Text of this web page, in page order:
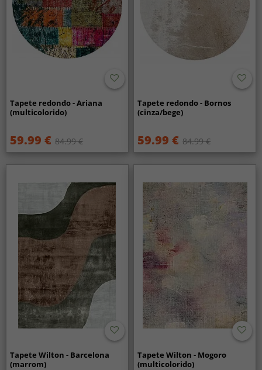
Tapete redondo - Ariana
(multicolorido)
59.99 € 84.99 €
Tapete redondo - Bornos
(cinza/bege)
59.99 € 84.99 €
Tapete Wilton - Barcelona
(marrom)
Tapete Wilton - Mogoro
(multicolorido)